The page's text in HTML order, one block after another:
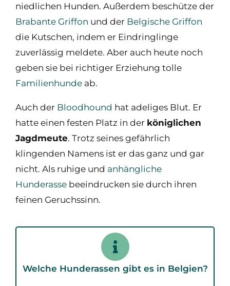
niedlichen Hunden. Außerdem beschütze der
Brabante Griffon und der Belgische Griffon
die Kutschen, indem er Eindringlinge
zuverlässig meldete. Aber auch heute noch
geben sie bei richtiger Erziehung tolle
Familienhunde ab.
Auch der Bloodhound hat adeliges Blut. Er
hatte einen festen Platz in der königlichen
Jagdmeute. Trotz seines gefährlich
klingenden Namens ist er das ganz und gar
nicht. Als ruhige und anhängliche
Hunderasse beeindrucken sie durch ihren
feinen Geruchssinn.
Welche Hunderassen gibt es in Belgien?